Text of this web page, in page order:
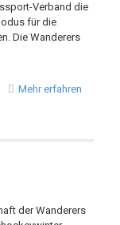
Verband die
für die
Die Wanderers
Mehr erfahren
der Wanderers